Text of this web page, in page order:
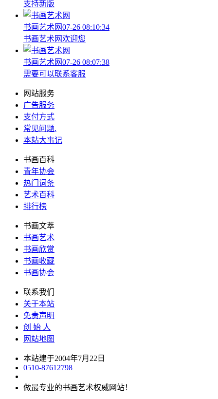
支持新版
书画艺术网07-26 08:10:34
书画艺术网欢迎您
书画艺术网07-26 08:07:38
需要可以联系客服
网站服务
广告服务
支付方式
常见问题.
本站大事记
书画百科
青年协会
热门词条
艺术百科
排行榜
书画文萃
书画艺术
书画欣赏
书画收藏
书画协会
联系我们
关于本站
免责声明
创 始 人
网站地图
本站建于2004年7月22日
0510-87612798
做最专业的书画艺术权威网站！